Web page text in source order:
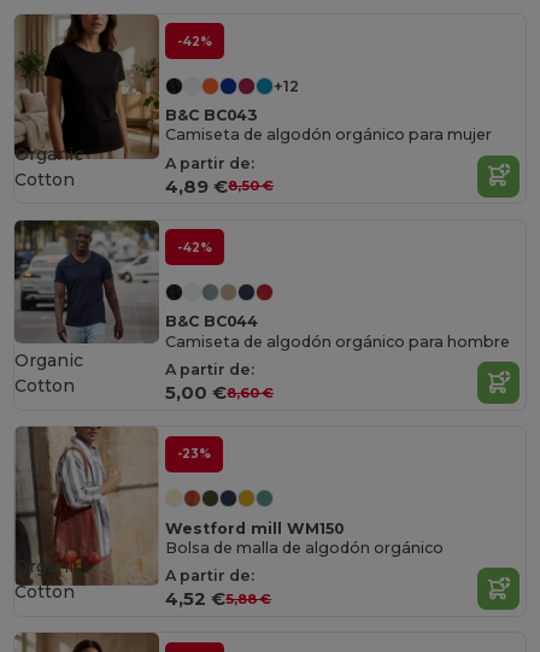
-42%
+12
B&C BC043
Camiseta de algodón orgánico para mujer
A partir de:
4,89 €8,50 €
Organic
Cotton
-42%
B&C BC044
Camiseta de algodón orgánico para hombre
A partir de:
5,00 €8,60 €
Organic
Cotton
-23%
Westford mill WM150
Bolsa de malla de algodón orgánico
A partir de:
4,52 €5,88 €
Organic
Cotton